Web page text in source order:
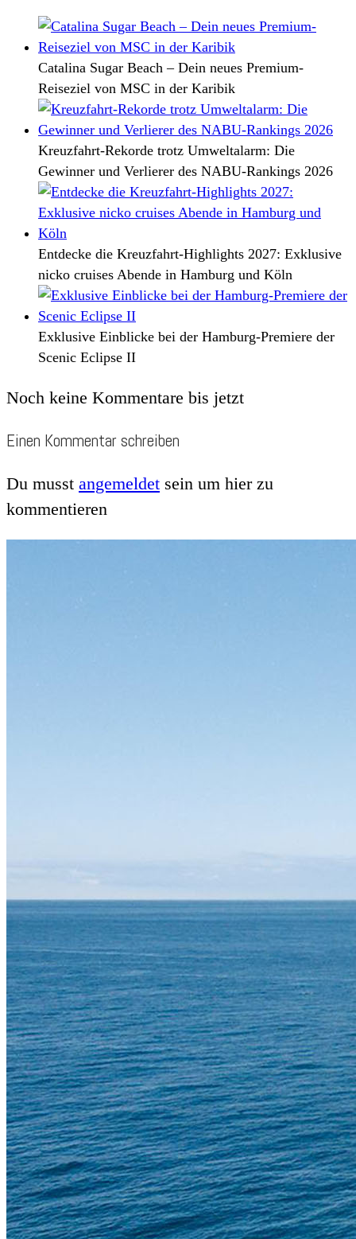
Catalina Sugar Beach – Dein neues Premium-
Reiseziel von MSC in der Karibik
Kreuzfahrt-Rekorde trotz Umweltalarm: Die
Gewinner und Verlierer des NABU-Rankings 2026
Entdecke die Kreuzfahrt-Highlights 2027: Exklusive
nicko cruises Abende in Hamburg und Köln
Exklusive Einblicke bei der Hamburg-Premiere der
Scenic Eclipse II
Noch keine Kommentare bis jetzt
Einen Kommentar schreiben
Du musst angemeldet sein um hier zu
kommentieren